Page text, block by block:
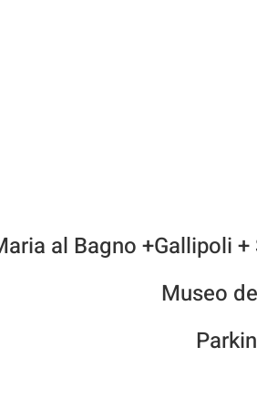
Museo